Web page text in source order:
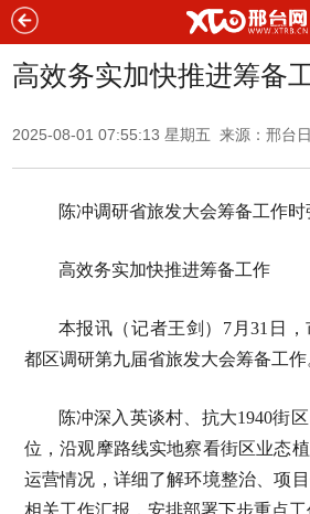
高效务实加快推进筹备
2025-08-01 07:55:13 星期五 来源：邢台
陈冲调研省旅发大会筹备工作时
高效务实加快推进筹备工作
本报讯（记者王剑）7月31日
都区调研第九届省旅发大会筹备工作
陈冲深入英谈村、抗大1940街
位，沿观摩路线实地察看街区业态
运营情况，详细了解环境整治、项
相关工作汇报，安排部署下步重点工